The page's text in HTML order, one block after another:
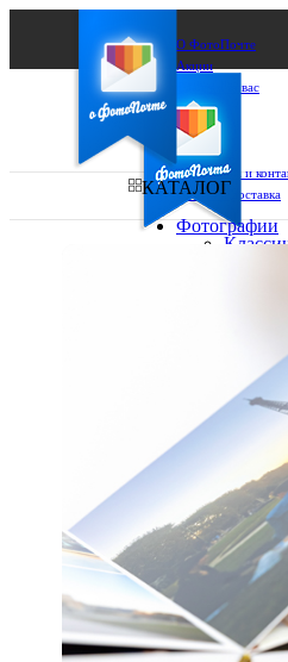
О ФотоПочте
Акции
Сделаем за вас
Бизнесу
FAQ
Франшиза
Поддержка и
Оплата и доставка
Выберите из
КАТАЛОГ
Фотографии
Фото
рамке